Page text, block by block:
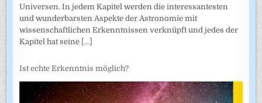
Universen. In jedem Kapitel werden die interessantesten
und wunderbarsten Aspekte der Astronomie mit
wissenschaftlichen Erkenntnissen verknüpft und jedes der
Kapitel hat seine [...]
Ist echte Erkenntnis möglich?